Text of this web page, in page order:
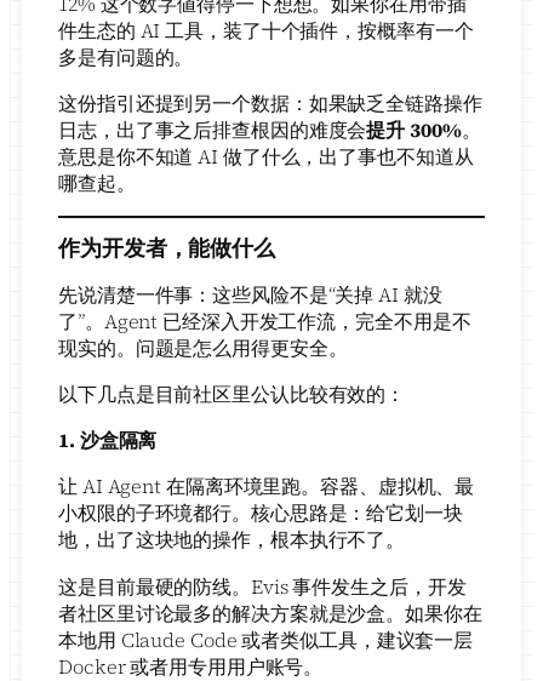
件生态的 AI 工具，装了十个插件，按概率有一个
多是有问题的。
这份指引还提到另一个数据：如果缺乏全链路操作
日志，出了事之后排查根因的难度会提升 300%。
意思是你不知道 AI 做了什么，出了事也不知道从
哪查起。
作为开发者，能做什么
先说清楚一件事：这些风险不是“关掉 AI 就没
了”。Agent 已经深入开发工作流，完全不用是不
现实的。问题是怎么用得更安全。
以下几点是目前社区里公认比较有效的：
1. 沙盒隔离
让 AI Agent 在隔离环境里跑。容器、虚拟机、最
小权限的子环境都行。核心思路是：给它划一块
地，出了这块地的操作，根本执行不了。
这是目前最硬的防线。Evis 事件发生之后，开发
者社区里讨论最多的解决方案就是沙盒。如果你在
本地用 Claude Code 或者类似工具，建议套一层
Docker 或者用专用用户账号。